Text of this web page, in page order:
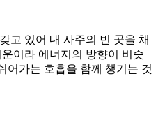
고 있어 내 사주의 빈 곳을 채
이라 에너지의 방향이 비슷
어가는 호흡을 함께 챙기는 것